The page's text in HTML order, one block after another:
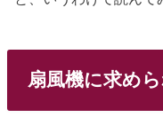
扇風機に求め